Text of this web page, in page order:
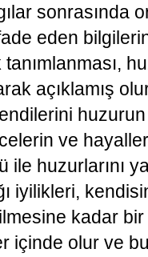
sonrasında
eden
açıklamış
huzurun
ve
huzurlarını
iyilikleri,
kadar
içinde olur ve